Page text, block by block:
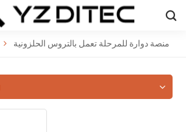
منصة دوارة للمرحلة تعمل بالتروس الحلزونية